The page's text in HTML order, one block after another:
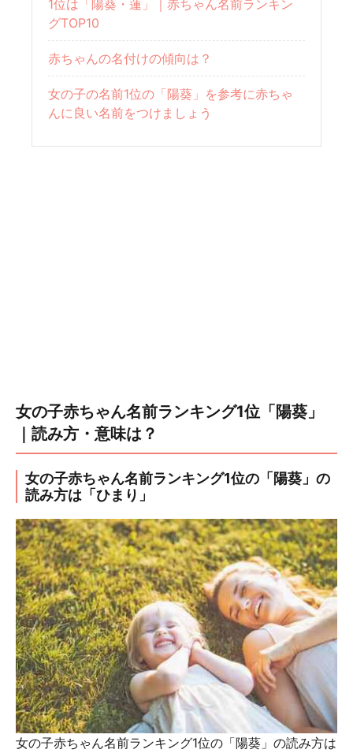
1位は「陽葵・蓮」｜赤ちゃん名前ランキン
グTOP10
赤ちゃんの名付けの傾向は？
女の子の名前1位の「陽葵」を参考に赤ちゃ
んに良い名前をつけましょう
女の子赤ちゃん名前ランキング1位「陽葵」
｜読み方・意味は？
女の子赤ちゃん名前ランキング1位の「陽葵」の
読み方は「ひまり」
女の子赤ちゃん名前ランキング1位の「陽葵」の読み方は